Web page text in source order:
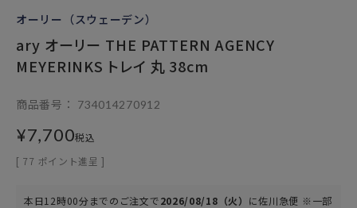
オーリー（スウェーデン）
ary オーリー THE PATTERN AGENCY
MEYERINKS トレイ 丸 38cm
商品番号 734014270912
¥7,700税込
[ 77 ポイント進呈 ]
本日12時00分までのご注文で2026/08/18（火） に佐川急便 ※一部